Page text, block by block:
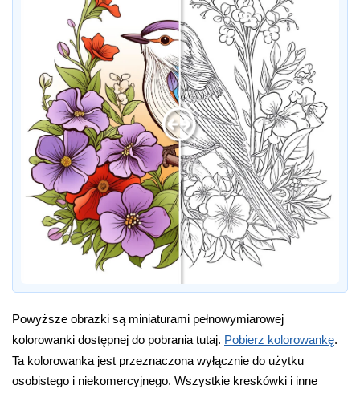
Powyższe obrazki są miniaturami pełnowymiarowej
kolorowanki dostępnej do pobrania tutaj. Pobierz kolorowankę.
Ta kolorowanka jest przeznaczona wyłącznie do użytku
osobistego i niekomercyjnego. Wszystkie kreskówki i inne